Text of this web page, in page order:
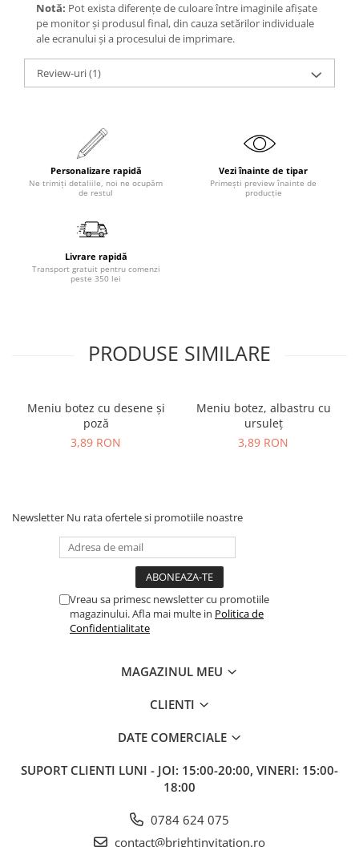
Notă: Pot exista diferențe de culoare între imaginile afișate
pe monitor și produsul final, din cauza setărilor individuale
ale ecranului și a procesului de imprimare.
Review-uri(1)
Personalizare rapidă
Ne trimiți detaliile, noi ne ocupăm
de restul
Vezi înainte de tipar
Primești preview înainte de
producție
Livrare rapidă
Transport gratuit pentru comenzi
peste 350 lei
PRODUSE SIMILARE
Meniu botez cu desene și
poză
3,89 RON
Meniu botez, albastru cu
ursuleț
3,89 RON
Newsletter Nu rata ofertele si promotiile noastre
Vreau sa primesc newsletter cu promotiile
magazinului. Afla mai multe in Politica de
Confidentialitate
MAGAZINUL MEU
CLIENTI
DATE COMERCIALE
SUPORT CLIENTI LUNI - JOI: 15:00-20:00, VINERI: 15:00-
18:00
0784 624 075
contact@brightinvitation.ro